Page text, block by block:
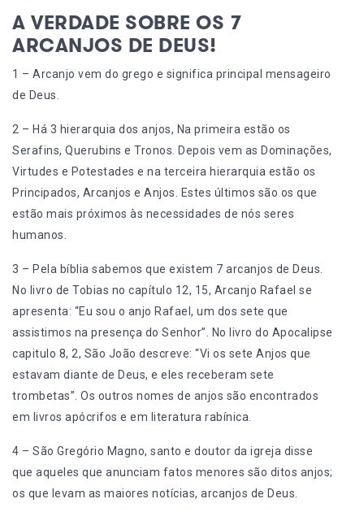
A VERDADE SOBRE OS 7
ARCANJOS DE DEUS!
1 – Arcanjo vem do grego e significa principal mensageiro
de Deus.
2 – Há 3 hierarquia dos anjos, Na primeira estão os
Serafins, Querubins e Tronos. Depois vem as Dominações,
Virtudes e Potestades e na terceira hierarquia estão os
Principados, Arcanjos e Anjos. Estes últimos são os que
estão mais próximos às necessidades de nós seres
humanos.
3 – Pela bíblia sabemos que existem 7 arcanjos de Deus.
No livro de Tobias no capítulo 12, 15, Arcanjo Rafael se
apresenta: “Eu sou o anjo Rafael, um dos sete que
assistimos na presença do Senhor”. No livro do Apocalipse
capitulo 8, 2, São João descreve: “Vi os sete Anjos que
estavam diante de Deus, e eles receberam sete
trombetas”. Os outros nomes de anjos são encontrados
em livros apócrifos e em literatura rabínica.
4 – São Gregório Magno, santo e doutor da igreja disse
que aqueles que anunciam fatos menores são ditos anjos;
os que levam as maiores notícias, arcanjos de Deus.